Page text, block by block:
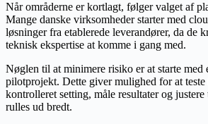
Når områderne er kortlagt, følger valget af
Mange danske virksomheder starter med
løsninger fra etablerede leverandører, da de
teknisk ekspertise at komme i gang med.
Nøglen til at minimere risiko er at starte med
pilotprojekt. Dette giver mulighed for at
kontrolleret setting, måle resultater og
rulles ud bredt.